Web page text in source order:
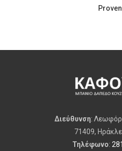
Διεύθυνση:
71409,
Τηλέφωνο: